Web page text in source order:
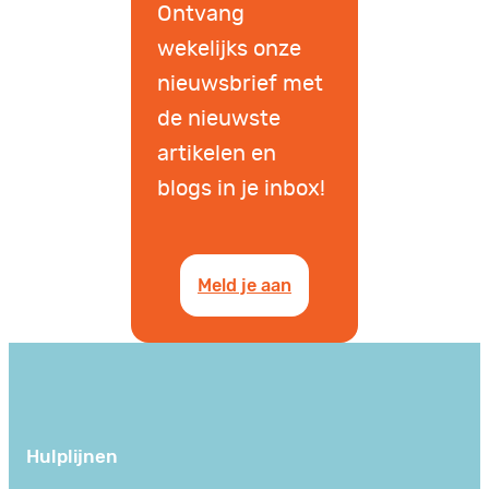
Ontvang
wekelijks onze
nieuwsbrief met
de nieuwste
artikelen en
blogs in je inbox!
Meld je aan
Hulplijnen